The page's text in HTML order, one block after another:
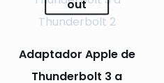
out
Adaptador Apple de
Thunderbolt 3 a